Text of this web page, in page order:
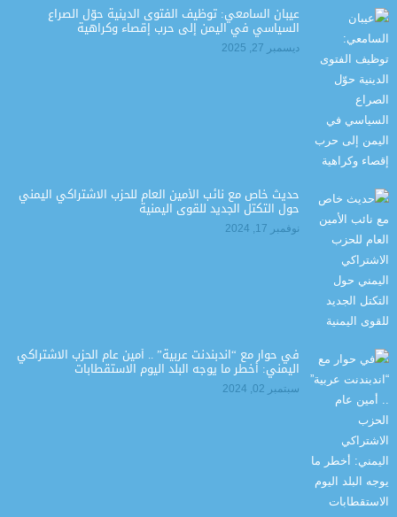
عيبان السامعي: توظيف الفتوى الدينية حوّل الصراع
السياسي في اليمن إلى حرب إقصاء وكراهية
ديسمبر 27, 2025
حديث خاص مع نائب الأمين العام للحزب الاشتراكي اليمني
حول التكتل الجديد للقوى اليمنية
نوفمبر 17, 2024
في حوار مع “اندبندنت عربية” .. أمين عام الحزب الاشتراكي
اليمني: أخطر ما يوجه البلد اليوم الاستقطابات
سبتمبر 02, 2024